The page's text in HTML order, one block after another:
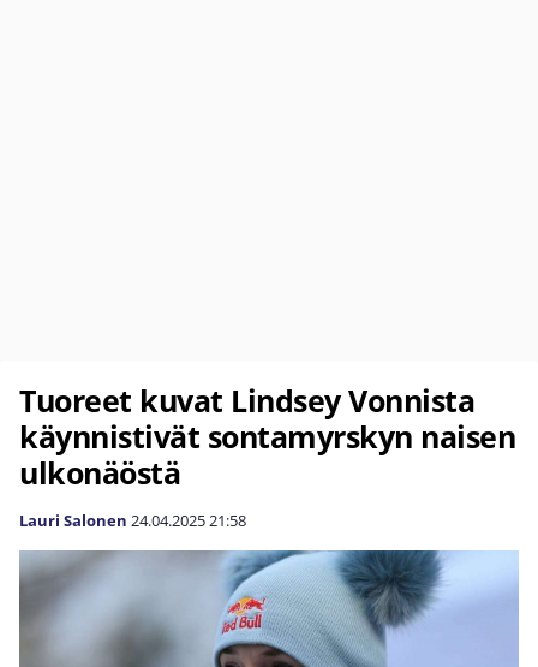
Tuoreet kuvat Lindsey Vonnista
käynnistivät sontamyrskyn naisen
ulkonäöstä
Lauri Salonen 24.04.202521:58